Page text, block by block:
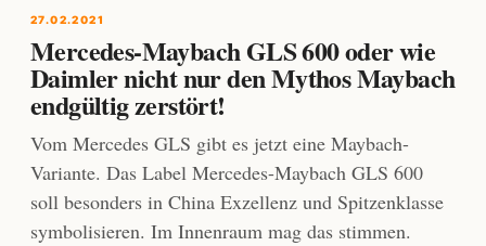
27.02.2021
Mercedes-Maybach GLS 600 oder wie
Daimler nicht nur den Mythos Maybach
endgültig zerstört!
Vom Mercedes GLS gibt es jetzt eine Maybach-
Variante. Das Label Mercedes-Maybach GLS 600
soll besonders in China Exzellenz und Spitzenklasse
symbolisieren. Im Innenraum mag das stimmen.